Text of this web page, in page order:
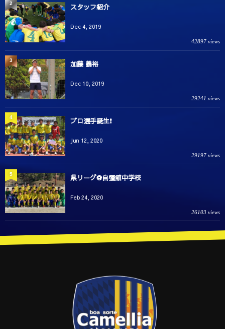
スタッフ紹介
Dec 4, 2019
42897 views
2
加藤 義裕
Dec 10, 2019
29241 views
3
プロ選手誕生❗️
Jun 12, 2020
29197 views
4
県リーグ⚽️自彊館中学校
Feb 24, 2020
26103 views
5